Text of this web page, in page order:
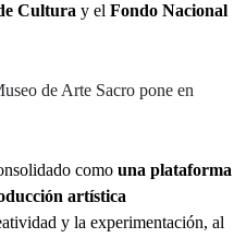
Cultura y el Fondo Nacional
de Arte Sacro pone en
como una plataforma
artística
y la experimentación, al